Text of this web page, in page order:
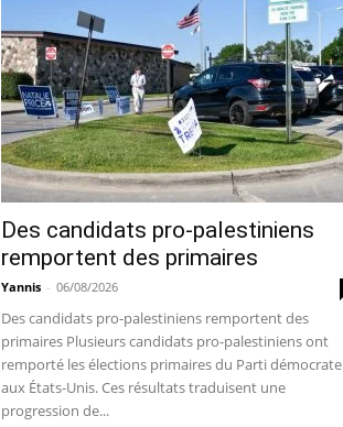
Des candidats pro-palestiniens
remportent des primaires
Yannis - 06/08/2026
Des candidats pro-palestiniens remportent des
primaires Plusieurs candidats pro-palestiniens ont
remporté les élections primaires du Parti démocrate
aux États-Unis. Ces résultats traduisent une
progression de...